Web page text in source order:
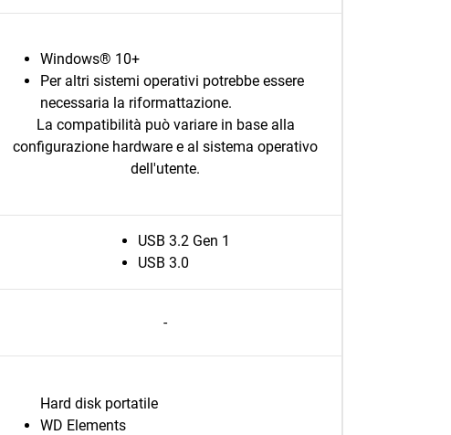
Windows® 10+
Per altri sistemi operativi potrebbe essere
necessaria la riformattazione.
La compatibilità può variare in base alla
configurazione hardware e al sistema operativo
dell'utente.
USB 3.2 Gen 1
USB 3.0
-
Hard disk portatile
WD Elements